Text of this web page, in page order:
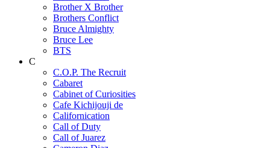
Brother X Brother
Brothers Conflict
Bruce Almighty
Bruce Lee
BTS
C
C.O.P. The Recruit
Cabaret
Cabinet of Curiosities
Cafe Kichijouji de
Californication
Call of Duty
Call of Juarez